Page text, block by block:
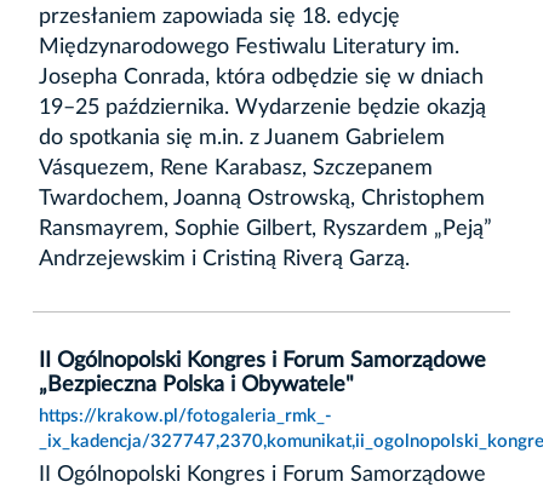
przesłaniem zapowiada się 18. edycję
Międzynarodowego Festiwalu Literatury im.
Josepha Conrada, która odbędzie się w dniach
19–25 października. Wydarzenie będzie okazją
do spotkania się m.in. z Juanem Gabrielem
Vásquezem, Rene Karabasz, Szczepanem
Twardochem, Joanną Ostrowską, Christophem
Ransmayrem, Sophie Gilbert, Ryszardem „Peją”
Andrzejewskim i Cristiną Riverą Garzą.
II Ogólnopolski Kongres i Forum Samorządowe
„Bezpieczna Polska i Obywatele"
https://krakow.pl/fotogaleria_rmk_-
_ix_kadencja/
II Ogólnopolski Kongres i Forum Samorządowe